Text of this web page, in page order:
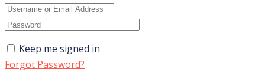
Keep me signed in
Forgot Password?